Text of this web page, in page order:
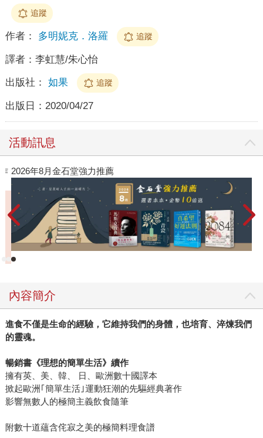
追蹤
作者： 多明妮克．洛羅 追蹤
譯者： 李虹慧/朱心怡
出版社： 如果 追蹤
出版日： 2020/04/27
活動訊息
閱讀漫遊錄-2026上半年暢銷榜
內容簡介
進食不僅是生命的經驗，它維持我們的身體，也培育、淬煉我們
的靈魂。
暢銷書《理想的簡單生活》續作
擁有英、美、韓、 日、歐洲數十國譯本
掀起歐洲｢簡單生活｣運動狂潮的先驅經典著作
影響無數人的極簡主義飲食隨筆
附數十道蘊含侘寂之美的極簡料理食譜